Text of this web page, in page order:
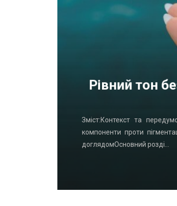
Рівний тон
Зміст:Контекст та
компоненти проти
доглядомОсновний розді…